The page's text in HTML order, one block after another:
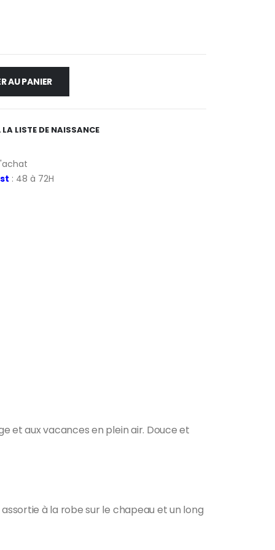
AU PANIER
LISTE DE NAISSANCE
: 48 à 72H
et aux vacances en plein air. Douce et
à la robe sur le chapeau et un long